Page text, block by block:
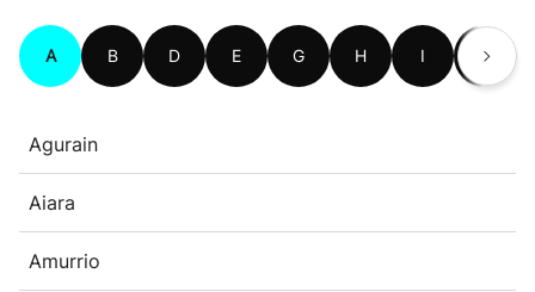
A B D E G H I K
Agurain
Aiara
Amurrio